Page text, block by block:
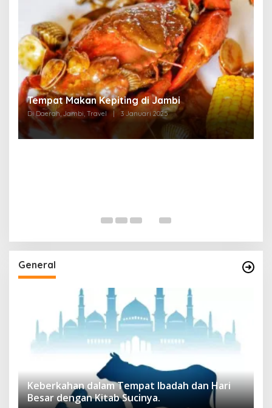
Tempat Makan di Thehok Jambi
Di Daerah, Jambi, Travel 3 Januari 2025
General
Keberkahan dalam Tempat Ibadah dan Hari
Besar dengan Kitab Sucinya.